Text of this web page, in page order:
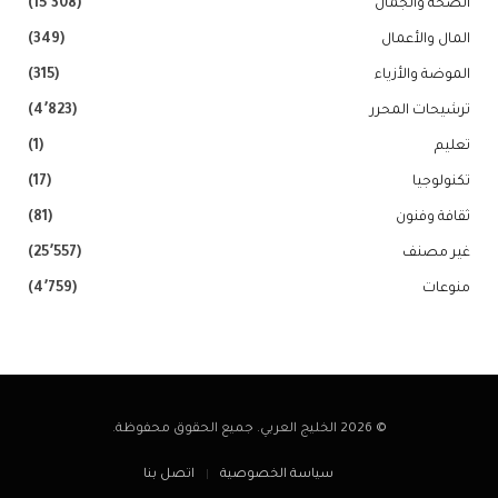
الصحة والجمال (15٬308)
المال والأعمال (349)
الموضة والأزياء (315)
ترشيحات المحرر (4٬823)
تعليم (1)
تكنولوجيا (17)
ثقافة وفنون (81)
غير مصنف (25٬557)
منوعات (4٬759)
© 2026 الخليج العربي. جميع الحقوق محفوظة.
سياسة الخصوصية اتصل بنا